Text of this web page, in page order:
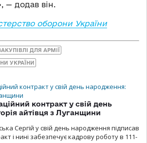
— додав він.
оборони України
ДЛЯ АРМІЇ
УКРАЇНИ
контракт у свій день
айтівця з Луганщини
Сергій у свій день народження підписав
і нині забезпечує кадрову роботу в 111-